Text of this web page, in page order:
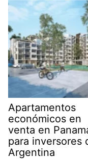
Apartamentos
económicos en
venta en
para inversores
Argentina